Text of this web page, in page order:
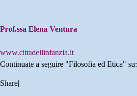
Prof.ssa Elena Ventura
www.cittadellinfanzia.it
Continuate a seguire "Filosofia ed Etica" su:
Share|